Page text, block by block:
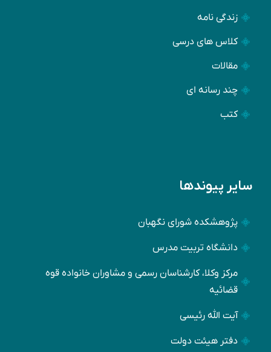
زندگی نامه
کلاس های درسی
مقالات
چند رسانه ای
کتب
سایر پیوندها
پژوهشکده شورای نگهبان
دانشگاه تربیت مدرس
مرکز وکلا، کارشناسان رسمی و مشاوران خانواده قوه
قضائیه
آیت الله رئیسی
دفتر هیئت دولت